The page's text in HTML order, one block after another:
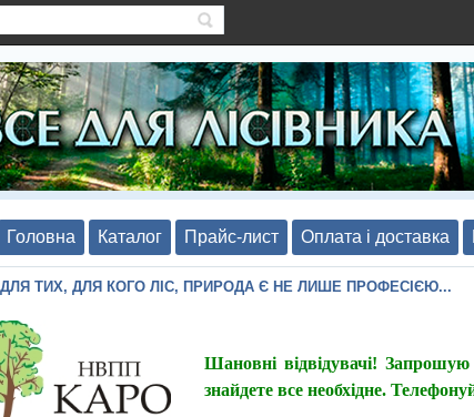
Головна Каталог Прайс-лист Оплата і доставка
ТИХ, ДЛЯ КОГО ЛІС, ПРИРОДА Є НЕ ЛИШЕ ПРОФЕСІЄЮ...
Шановні відвідувачі!
знайдете все необхідне.